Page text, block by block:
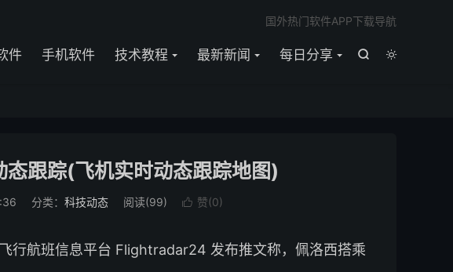


件 手机软件 技术教程 最新新闻 每日分享
国外热门软件APP下载导航
态跟踪(飞机实时动态跟踪地图)
分类： 科技动态 阅读(99)  赞(0)
行航班信息平台 Flightradar24 发布推文称，佩洛西搭乘